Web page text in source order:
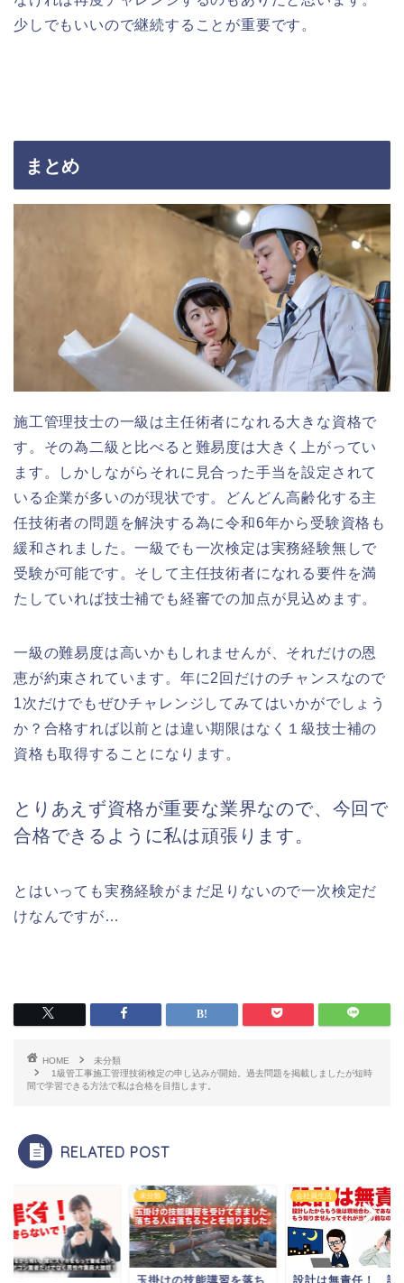
少しでもいいので継続することが重要です。
まとめ
施工管理技士の一級は主任術者になれる大きな資格で
す。その為二級と比べると難易度は大きく上がってい
ます。しかしながらそれに見合った手当を設定されて
いる企業が多いのが現状です。どんどん高齢化する主
任技術者の問題を解決する為に令和6年から受験資格も
緩和されました。一級でも一次検定は実務経験無しで
受験が可能です。そして主任技術者になれる要件を満
たしていれば技士補でも経審での加点が見込めます。
一級の難易度は高いかもしれませんが、それだけの恩
恵が約束されています。年に2回だけのチャンスなので
1次だけでもぜひチャレンジしてみてはいかがでしょう
か？合格すれば以前とは違い期限はなく１級技士補の
資格も取得することになります。
とりあえず資格が重要な業界なので、今回で
合格できるように私は頑張ります。
とはいっても実務経験がまだ足りないので一次検定だ
けなんですが…
HOME
未分類
1級管工事施工管理技術検定の申し込みが開始。過去問題を掲載しましたが短時
間で学習できる方法で私は合格を目指します。
RELATED POST
未分類 会社員生活